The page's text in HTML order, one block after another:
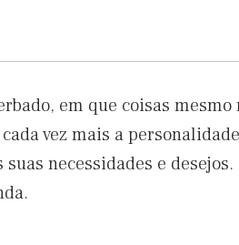
em que coisas
vez mais a
necessidades e